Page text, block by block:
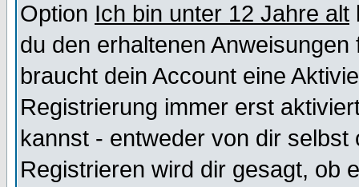
Option Ich bin unter 12 Jahre alt
du den erhaltenen
braucht dein Account eine
Registrierung immer erst
kannst - entweder von dir selbst
Registrieren wird dir gesagt, ob